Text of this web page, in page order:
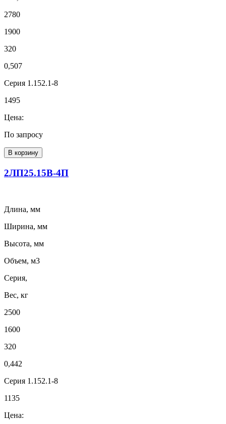
2780
1900
320
0,507
Серия 1.152.1-8
1495
Цена:
По запросу
В корзину
2ЛП25.15В-4П
Длина, мм
Ширина, мм
Высота, мм
Объем, м3
Серия,
Вес, кг
2500
1600
320
0,442
Серия 1.152.1-8
1135
Цена: